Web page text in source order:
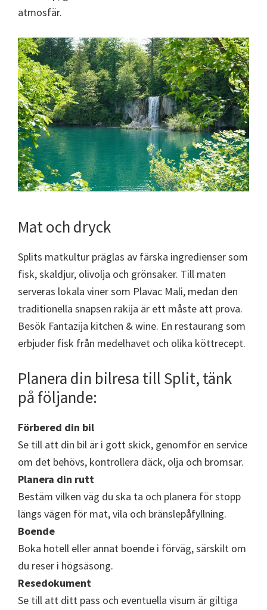
atmosfär.
Mat och dryck
Splits matkultur präglas av färska ingredienser som
fisk, skaldjur, olivolja och grönsaker. Till maten
serveras lokala viner som Plavac Mali, medan den
traditionella snapsen rakija är ett måste att prova.
Besök Fantazija kitchen & wine. En restaurang som
erbjuder fisk från medelhavet och olika köttrecept.
Planera din bilresa till Split, tänk
på följande:
Förbered din bil
Se till att din bil är i gott skick, genomför en service
om det behövs, kontrollera däck, olja och bromsar.
Planera din rutt
Bestäm vilken väg du ska ta och planera för stopp
längs vägen för mat, vila och bränslepåfyllning.
Boende
Boka hotell eller annat boende i förväg, särskilt om
du reser i högsäsong.
Resedokument
Se till att ditt pass och eventuella visum är giltiga